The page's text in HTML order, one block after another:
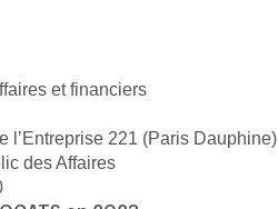
et financiers
l’Entreprise 221 (Paris Dauphine)
des Affaires